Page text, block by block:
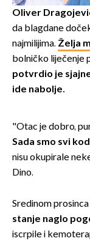
Oliver
da blagdane
najmilijima. Želja
bolničko liječenje
potvrdio je
ide nabolje.
"Otac je dobro,
Sada smo svi
nisu okupirale
Dino.
Sredinom
stanje naglo
iscrpile i